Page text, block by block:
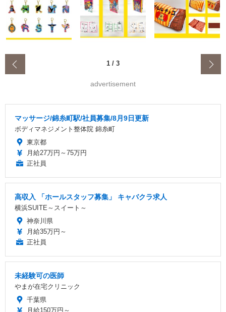
1 / 3
advertisement
マッサージ/錦糸町駅/社員募集/8月9日更新
ボディマネジメント整体院 錦糸町
東京都
月給27万円～75万円
正社員
高収入 「ホールスタッフ募集」 キャバクラ求人
横浜SUITE～スイート～
神奈川県
月給35万円～
正社員
未経験可の医師
やまが在宅クリニック
千葉県
月給150万円～